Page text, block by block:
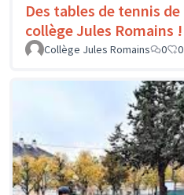
Des tables de tennis
collège Jules Romains !
Collège Jules Romains
0 0